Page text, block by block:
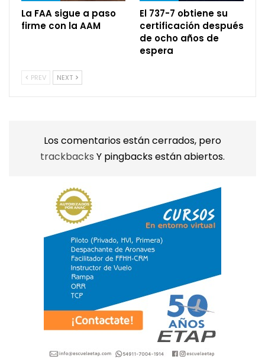
La FAA sigue a paso
firme con la AAM
El 737-7 obtiene su
certificación después
de ocho años de
espera
PREV NEXT
Los comentarios están cerrados, pero
trackbacks Y pingbacks están abiertos.